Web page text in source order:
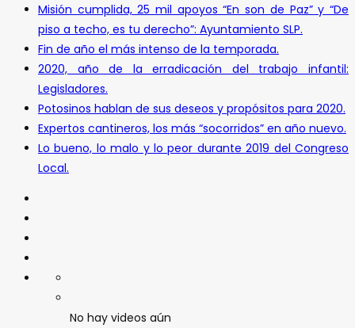
Misión cumplida, 25 mil apoyos “En son de Paz” y “De
piso a techo, es tu derecho”: Ayuntamiento SLP.
Fin de año el más intenso de la temporada.
2020, año de la erradicación del trabajo infantil:
Legisladores.
Potosinos hablan de sus deseos y propósitos para 2020.
Expertos cantineros, los más “socorridos” en año nuevo.
Lo bueno, lo malo y lo peor durante 2019 del Congreso
Local.
No hay videos aún